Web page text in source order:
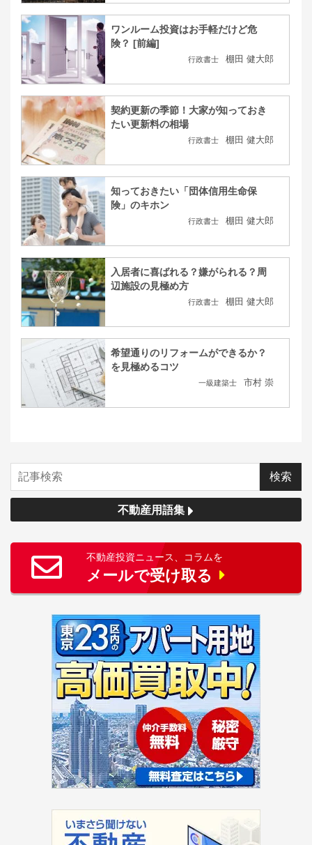
ワンルーム投資はお手軽だけど危
険？ [前編]
行政書士 棚田 健大郎
契約更新の季節！大家が知っておき
たい更新料の相場
行政書士 棚田 健大郎
知っておきたい「団体信用生命保
険」のキホン
行政書士 棚田 健大郎
入居者に喜ばれる？嫌がられる？周
辺施設の見極め方
行政書士 棚田 健大郎
希望通りのリフォームができるか？
を見極めるコツ
一級建築士 市村 崇
不動産用語集
不動産投資ニュース、コラムを
メールで受け取る